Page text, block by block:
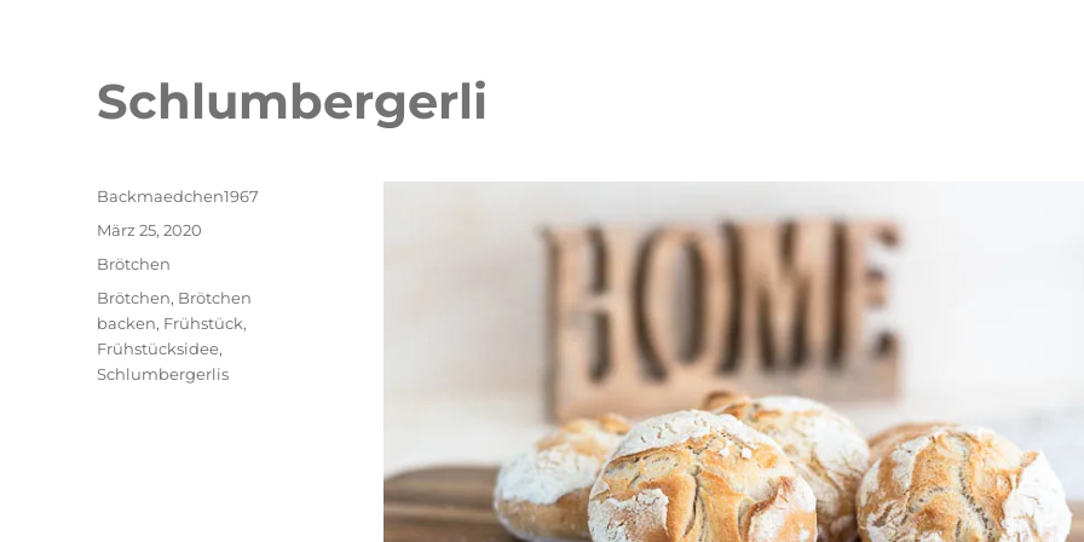
Schlumbergerli
Autor
Backmaedchen1967
Veröffentlicht
am
März 25, 2020
Kategorien
Brötchen
Schlagwörter
Brötchen, Brötchen
backen, Frühstück,
Frühstücksidee,
Schlumbergerlis